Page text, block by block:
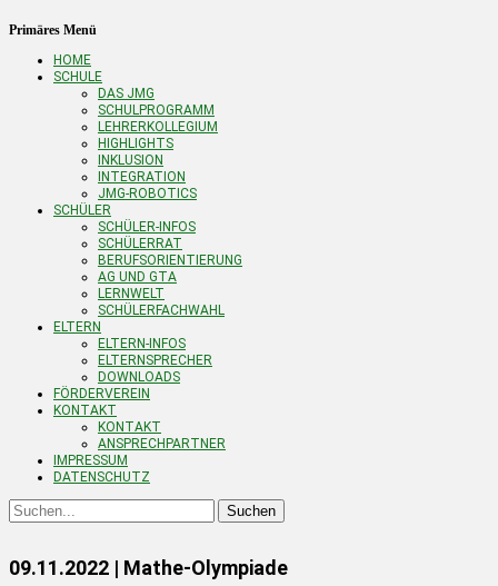
Primäres Menü
HOME
SCHULE
DAS JMG
SCHULPROGRAMM
LEHRERKOLLEGIUM
HIGHLIGHTS
INKLUSION
INTEGRATION
JMG-ROBOTICS
SCHÜLER
SCHÜLER-INFOS
SCHÜLERRAT
BERUFSORIENTIERUNG
AG UND GTA
LERNWELT
SCHÜLERFACHWAHL
ELTERN
ELTERN-INFOS
ELTERNSPRECHER
DOWNLOADS
FÖRDERVEREIN
KONTAKT
KONTAKT
ANSPRECHPARTNER
IMPRESSUM
DATENSCHUTZ
09.11.2022 | Mathe-Olympiade